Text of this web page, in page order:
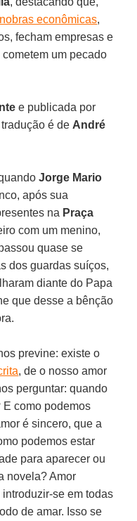
econômicas,
fecham empresas e
um pecado
e publicada por
é de André
Jorge Mario
após sua
na Praça
com um menino,
quase se
dos guardas suíços,
diante do Papa
que desse a bênção
previne: existe o
, de o nosso amor
perguntar: quando
como podemos
é sincero, que a
podemos estar
para aparecer ou
novela? Amor
se em todas
de amar. Isso se